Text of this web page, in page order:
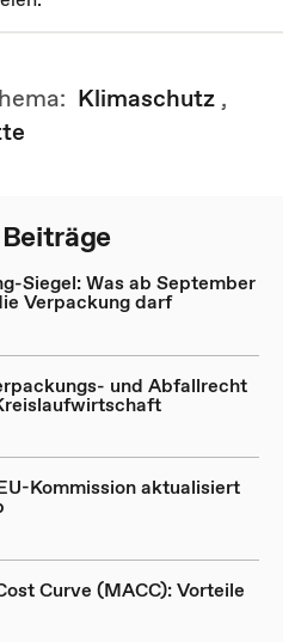
Klimaschutz ,
Siegel: Was ab September
Verpackung darf
und Abfallrecht
Kommission aktualisiert
Curve (MACC): Vorteile